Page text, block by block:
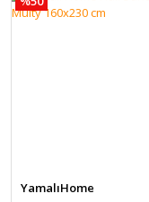
YamalıHome